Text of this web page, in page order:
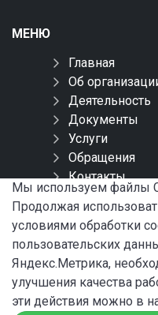
МЕНЮ
Главная
Об
Деятельность
Документы
Услуги
Обращения
Контакты
Карта сайта
СОЦИАЛЬНЫЕ СЕТИ
Мы используем файлы
Продолжая
условиями обработки
пользовательских
Яндекс.Метрика,
улучшения качества
эти действия можно в